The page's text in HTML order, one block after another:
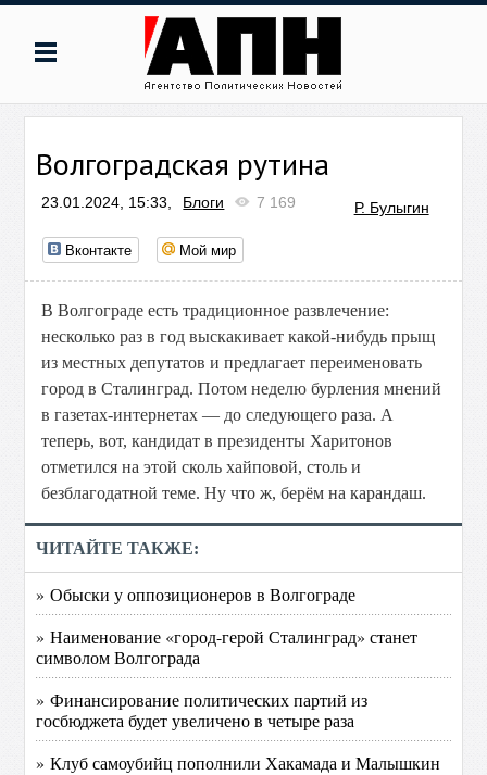
Волгоградская рутина
23.01.2024, 15:33, Блоги 7 169 Р. Булыгин
Вконтакте Мой мир
В Волгограде есть традиционное развлечение:
несколько раз в год выскакивает какой-нибудь прыщ
из местных депутатов и предлагает переименовать
город в Сталинград. Потом неделю бурления мнений
в газетах-интернетах — до следующего раза. А
теперь, вот, кандидат в президенты Харитонов
отметился на этой сколь хайповой, столь и
безблагодатной теме. Ну что ж, берём на карандаш.
ЧИТАЙТЕ ТАКЖЕ:
» Обыски у оппозиционеров в Волгограде
» Наименование «город-герой Сталинград» станет
символом Волгограда
» Финансирование политических партий из
госбюджета будет увеличено в четыре раза
» Клуб самоубийц пополнили Хакамада и Малышкин